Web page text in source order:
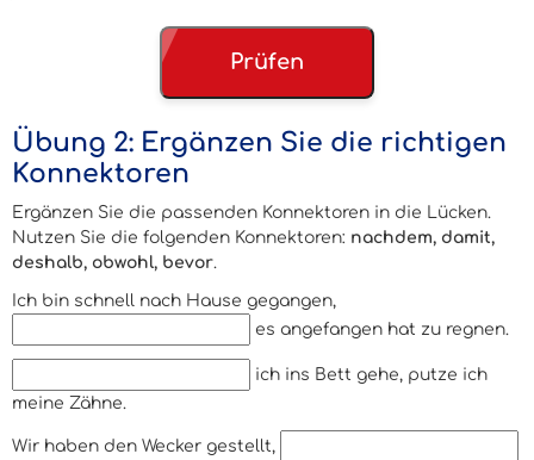
Prüfen
Übung 2: Ergänzen Sie die richtigen
Konnektoren
Ergänzen Sie die passenden Konnektoren in die Lücken.
Nutzen Sie die folgenden Konnektoren: nachdem, damit,
deshalb, obwohl, bevor.
Ich bin schnell nach Hause gegangen,
es angefangen hat zu regnen.
ich ins Bett gehe, putze ich
meine Zähne.
Wir haben den Wecker gestellt,